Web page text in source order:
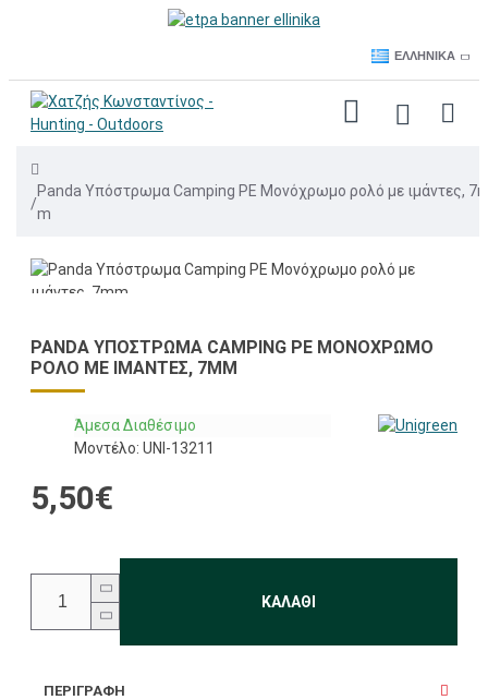
ΕΛΛΗΝΙΚΆ
Panda Υπόστρωμα Camping PE Μονόχρωμο ρολό με ιμάντες,
m
PANDA ΥΠΌΣΤΡΩΜΑ CAMPING PE ΜΟΝΌΧΡΩΜΟ
ΡΟΛΌ ΜΕ ΙΜΆΝΤΕΣ, 7MM
Άμεσα Διαθέσιμο
Μοντέλο: UNI-13211
5,50€
ΚΑΛΆΘΙ
ΠΕΡΙΓΡΑΦΉ